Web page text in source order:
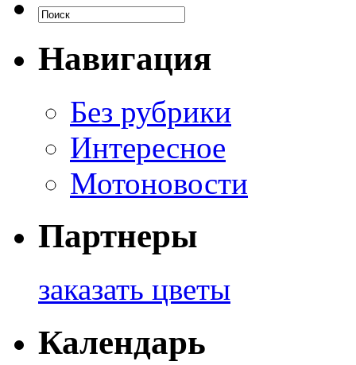
Навигация
Без рубрики
Интересное
Мотоновости
Партнеры
заказать цветы
Календарь